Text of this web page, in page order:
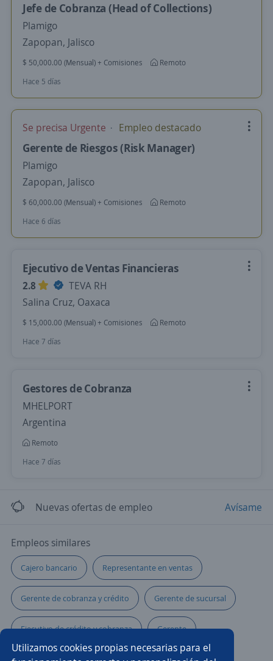
Utilizamos cookies propias necesarias para el
Jefe de Cobranza (Head of Collections)
Plamigo
Zapopan, Jalisco
$ 50,000.00 (Mensual) + Comisiones
Remoto
Hace 5 días
Se precisa Urgente Empleo destacado
Gerente de Riesgos (Risk Manager)
Plamigo
Zapopan, Jalisco
$ 60,000.00 (Mensual) + Comisiones
Remoto
Hace 6 días
Ejecutivo de Ventas Financieras
2.8
TEVA RH
Salina Cruz, Oaxaca
$ 15,000.00 (Mensual) + Comisiones
Remoto
Hace 7 días
Gestores de Cobranza
MHELPORT
Argentina
Remoto
Hace 7 días
Nuevas ofertas de empleo Avísame
Empleos similares
Cajero bancario Representante en ventas
Gerente de cobranza y crédito Gerente de sucursal
Ejecutivo de crédito y cobranza Gerente